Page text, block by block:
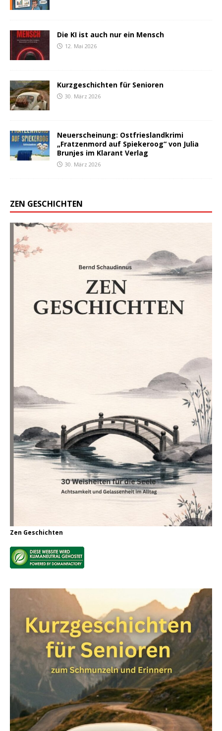
Die KI ist auch nur ein Mensch
12. Mai 2026
Kurzgeschichten für Senioren
30. März 2026
Neuerscheinung: Ostfrieslandkrimi
„Fratzenmord auf Spiekeroog“ von Julia
Brunjes im Klarant Verlag
30. März 2026
ZEN GESCHICHTEN
Zen Geschichten